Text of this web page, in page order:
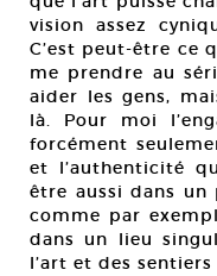
vision assez
C’est peut-être ce
me prendre au
aider les gens,
là. Pour moi
forcément
et l’authenticité
être aussi dans
comme par
dans un lieu
l’art et des